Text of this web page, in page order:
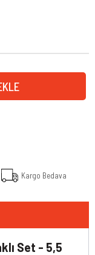
Kargo Bedava
Set - 5,5